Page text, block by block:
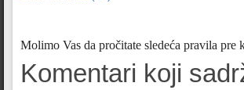
Molimo Vas da pročitate sledeća pravila pre
Komentari koji